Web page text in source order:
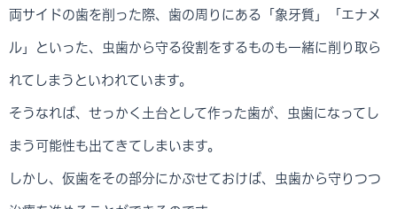
両サイドの歯を削った際、歯の周りにある「象牙質」「エナメ
ル」といった、虫歯から守る役割をするものも一緒に削り取ら
れてしまうといわれています。
そうなれば、せっかく土台として作った歯が、虫歯になってし
まう可能性も出てきてしまいます。
しかし、仮歯をその部分にかぶせておけば、虫歯から守りつつ